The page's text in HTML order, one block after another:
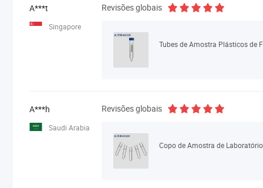
A***t
Singapore
Revisões globais
A***h
Saudi Arabia
Revisões globais